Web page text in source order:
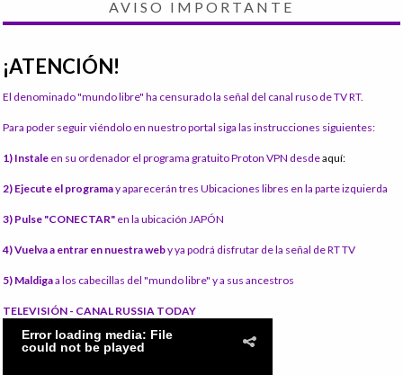
AVISO IMPORTANTE
¡ATENCIÓN!
El denominado "mundo libre" ha censurado la señal del canal ruso de TV RT.
Para poder seguir viéndolo en nuestro portal siga las instrucciones siguientes:
1) Instale en su ordenador el programa gratuito Proton VPN desdeaquí:
2) Ejecute el programay aparecerán tres Ubicaciones libres en la parte izquierda
3) Pulse "CONECTAR" en la ubicación JAPÓN
4) Vuelva a entrar en nuestra weby ya podrá disfrutar de la señal de RT TV
5) Maldigaa los cabecillas del "mundo libre" y a sus ancestros
TELEVISIÓN - CANAL RUSSIA TODAY